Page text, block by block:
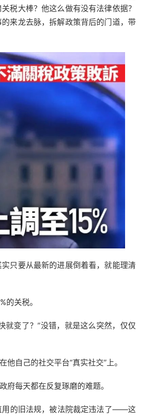
税大棒？他这么做有没有法律依据？
来龙去脉，拆解政策背后的门道，带
只要从最新的进展倒着看，就能理清
关税。
就变了？”没错，就是这么突然，仅仅
自己的社交平台“真实社交”上。
每天都在反复琢磨的难题。
用的旧法规，被法院裁定违法了——这